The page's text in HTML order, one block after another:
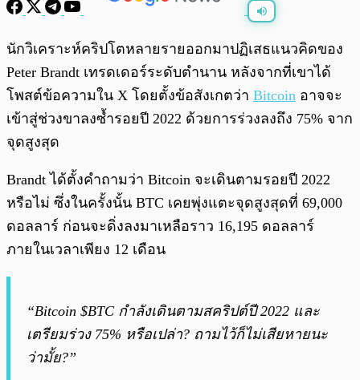
พร้อมเล่น /0:00
นักวิเคราะห์คริปโตหลายรายออกมาปฏิเสธแนวคิดของ
Peter Brandt เทรดเดอร์ระดับตำนาน หลังจากที่เขาได้
โพสต์ข้อความใน X โดยตั้งข้อสังเกตว่า Bitcoin อาจจะ
เข้าสู่ช่วงขาลงซ้ำรอยปี 2022 ด้วยการร่วงลงถึง 75% จาก
จุดสูงสุด
Brandt ได้ตั้งคำถามว่า Bitcoin จะเดินตามรอยปี 2022
หรือไม่ ซึ่งในครั้งนั้น BTC เคยพุ่งแตะจุดสูงสุดที่ 69,000
ดอลลาร์ ก่อนจะดิ่งลงมาเหลือราว 16,195 ดอลลาร์
ภายในเวลาเพียง 12 เดือน
“Bitcoin $BTC กำลังเดินตามสคริปต์ปี 2022 และ
เตรียมร่วง 75% หรือเปล่า? ถามไว้ก็ไม่เสียหายนะ
ว่ามั้ย?”